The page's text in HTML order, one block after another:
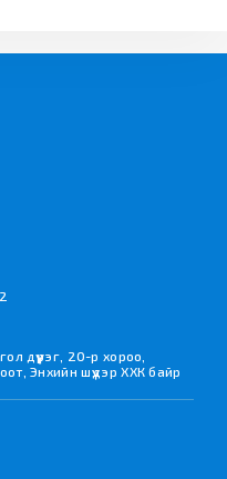
дүүрэг, 20-р хороо,
Энхийн шүүдэр ХХК байр